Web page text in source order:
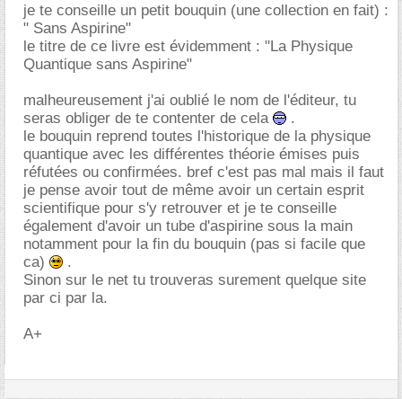
je te conseille un petit bouquin (une collection en fait) :
" Sans Aspirine"
le titre de ce livre est évidemment : "La Physique
Quantique sans Aspirine"
malheureusement j'ai oublié le nom de l'éditeur, tu
seras obliger de te contenter de cela
.
le bouquin reprend toutes l'historique de la physique
quantique avec les différentes théorie émises puis
réfutées ou confirmées. bref c'est pas mal mais il faut
je pense avoir tout de même avoir un certain esprit
scientifique pour s'y retrouver et je te conseille
également d'avoir un tube d'aspirine sous la main
notamment pour la fin du bouquin (pas si facile que
ca)
.
Sinon sur le net tu trouveras surement quelque site
par ci par la.
A+